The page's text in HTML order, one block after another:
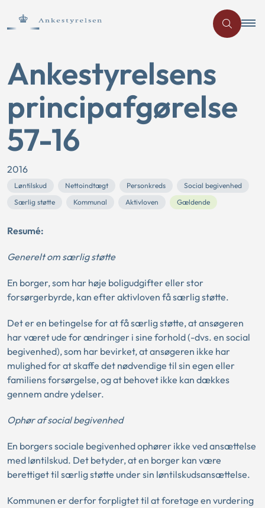
Ankestyrelsens
principafgørelse
57-16
2016
Løntilskud Nettoindtægt Personkreds
Social begivenhed
Særlig støtte
Kommunal Aktivloven Gældende
Resumé:
Generelt om særlig støtte
En borger, som har høje boligudgifter eller stor
forsørgerbyrde, kan efter aktivloven få særlig støtte.
Det er en betingelse for at få særlig støtte, at ansøgeren
har været ude for ændringer i sine forhold (-dvs. en social
begivenhed), som har bevirket, at ansøgeren ikke har
mulighed for at skaffe det nødvendige til sin egen eller
familiens forsørgelse, og at behovet ikke kan dækkes
gennem andre ydelser.
Ophør af social begivenhed
En borgers sociale begivenhed ophører ikke ved ansættelse
med løntilskud. Det betyder, at en borger kan være
berettiget til særlig støtte under sin løntilskudsansættelse.
Kommunen er derfor forpligtet til at foretage en vurdering